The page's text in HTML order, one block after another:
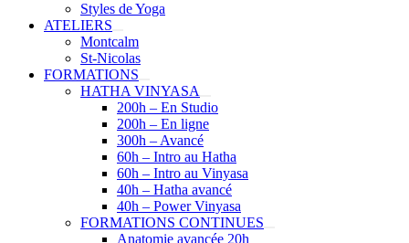
Styles de Yoga
ATELIERS
Montcalm
St-Nicolas
FORMATIONS
HATHA VINYASA
200h – En Studio
200h – En ligne
300h – Avancé
60h – Intro au Hatha
60h – Intro au Vinyasa
40h – Hatha avancé
40h – Power Vinyasa
FORMATIONS CONTINUES
Anatomie avancée 20h